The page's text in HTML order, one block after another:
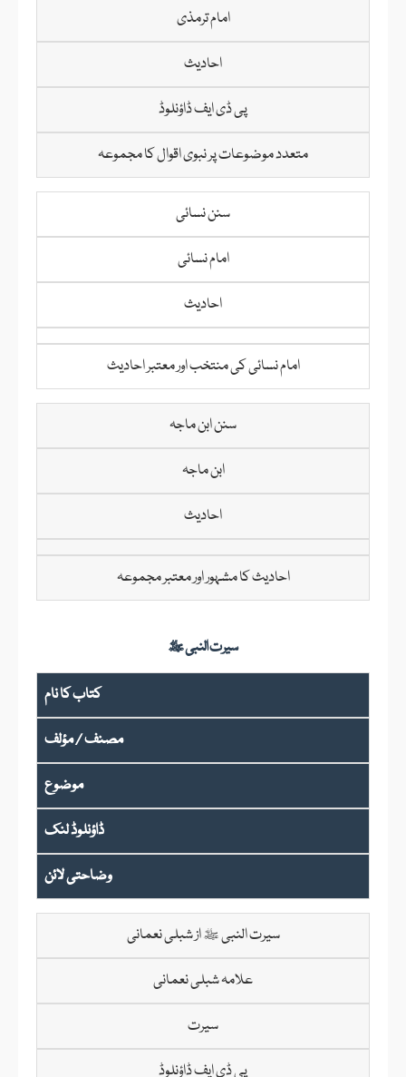
امام ترمذی
احادیث
پی ڈی ایف ڈاؤنلوڈ
متعدد موضوعات پر نبوی اقوال کا مجموعہ
سنن نسائی
امام نسائی
احادیث
امام نسائی کی منتخب اور معتبر احادیث
سنن ابن ماجہ
ابن ماجہ
احادیث
احادیث کا مشہور اور معتبر مجموعہ
سیرت النبی ﷺ
کتاب کا نام
مصنف / مؤلف
موضوع
ڈاؤنلوڈ لنک
وضاحتی لائن
سیرت النبی ﷺ از شبلی نعمانی
علامہ شبلی نعمانی
سیرت
پی ڈی ایف ڈاؤنلوڈ